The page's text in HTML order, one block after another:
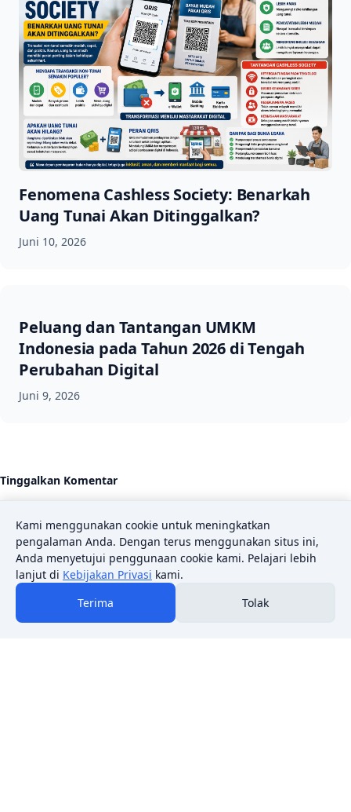
Fenomena Cashless Society: Benarkah
Uang Tunai Akan Ditinggalkan?
Juni 10, 2026
Peluang dan Tantangan UMKM
Indonesia pada Tahun 2026 di Tengah
Perubahan Digital
Juni 9, 2026
Tinggalkan Komentar
Kami menggunakan cookie untuk meningkatkan
pengalaman Anda. Dengan terus menggunakan situs ini,
Anda menyetujui penggunaan cookie kami. Pelajari lebih
lanjut di Kebijakan Privasi kami.
Terima
Tolak